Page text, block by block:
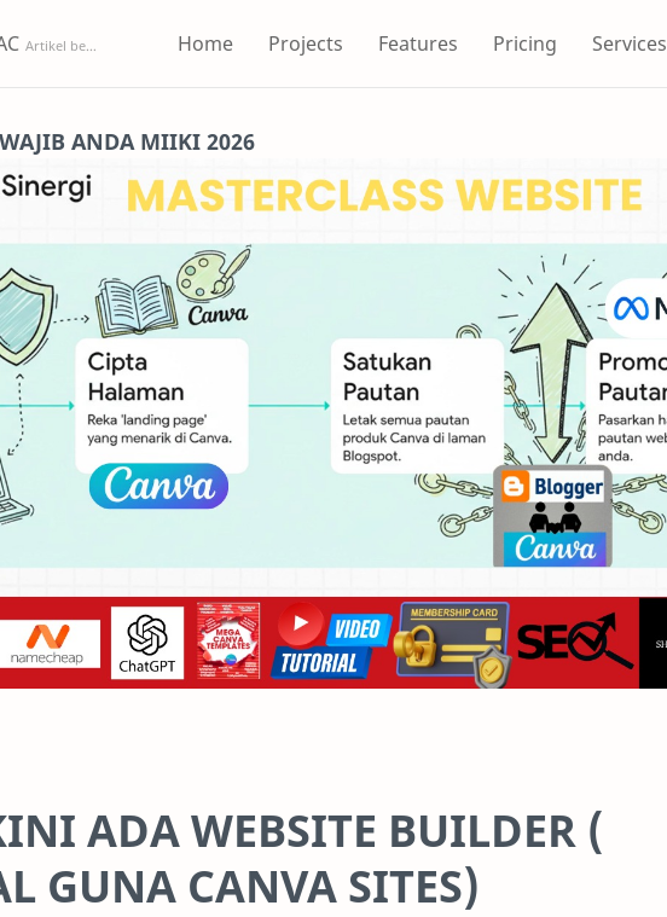
Home Projects Features Pricing Services
WAJIB ANDA MIIKI 2026
ADA WEBSITE BUILDER (
GUNA CANVA SITES)